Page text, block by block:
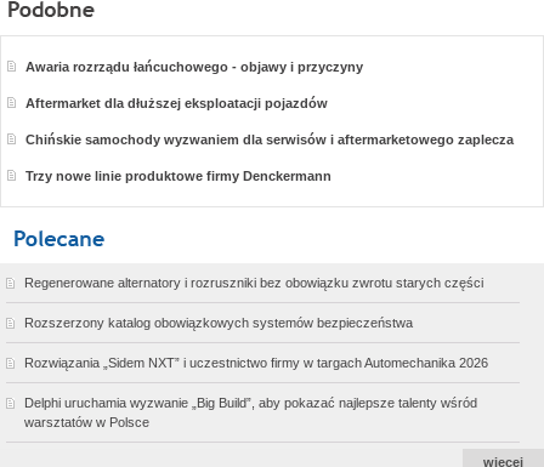
Awaria rozrządu łańcuchowego - objawy i przyczyny
Aftermarket dla dłuższej eksploatacji pojazdów
Chińskie samochody wyzwaniem dla serwisów i aftermarketowego zaplecza
Trzy nowe linie produktowe firmy Denckermann
Regenerowane alternatory i rozruszniki bez obowiązku zwrotu starych części
Rozszerzony katalog obowiązkowych systemów bezpieczeństwa
Rozwiązania „Sidem NXT” i uczestnictwo firmy w targach Automechanika 2026
Delphi uruchamia wyzwanie „Big Build”, aby pokazać najlepsze talenty wśród
warsztatów w Polsce
więcej